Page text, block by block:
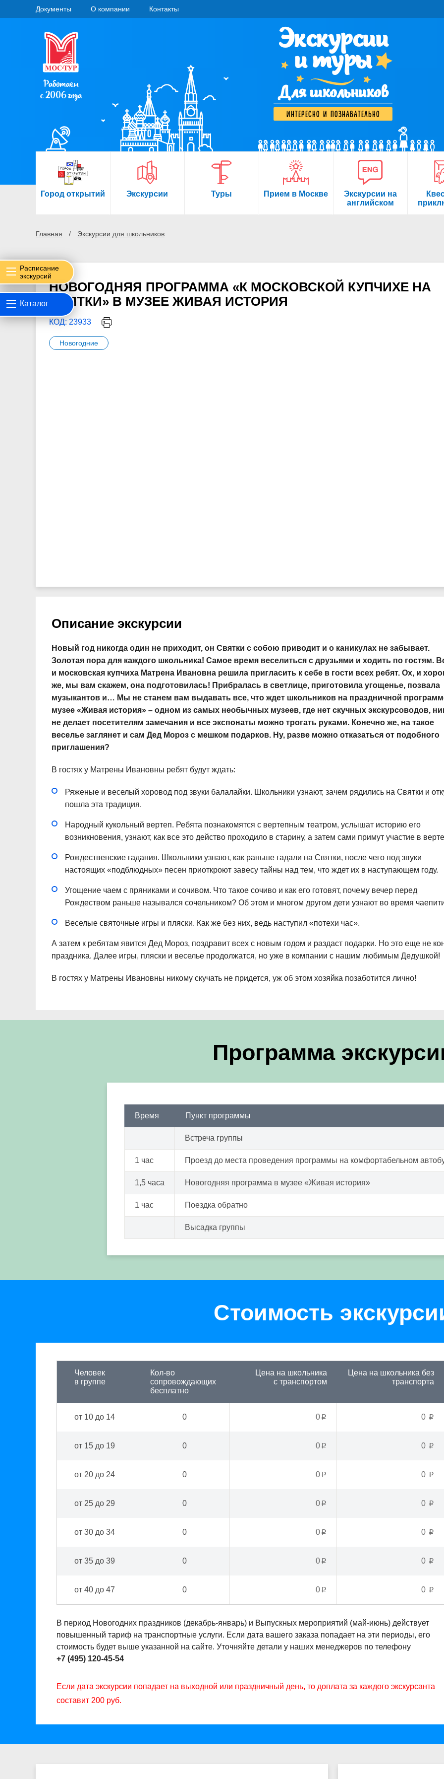
Документы О компании Контакты
Работаем
с 2006 года
Экскурсии
и туры
Для школьников
интересно и познавательно
Город открытий Экскурсии Туры Прием в Москве
Экскурсии на
английском
Главная Экскурсии для школьников
Расписание
экскурсий
Каталог
НОВОГОДНЯЯ ПРОГРАММА «К МОСКОВСКОЙ КУПЧИХЕ НА
СВЯТКИ» В МУЗЕЕ ЖИВАЯ ИСТОРИЯ
КОД: 23933
Новогодние
Описание экскурсии
Новый год никогда один не приходит, он Святки с собою приводит и о каникулах не забывает.
Золотая пора для каждого школьника! Самое время веселиться с друзьями и ходить по гостям.
и московская купчиха Матрена Ивановна решила пригласить к себе в гости всех ребят. Ох, и
же, мы вам скажем, она подготовилась! Прибралась в светлице, приготовила угощенье, позвала
музыкантов и… Мы не станем вам выдавать все, что ждет школьников на праздничной
музее «Живая история» – одном из самых необычных музеев, где нет скучных экскурсоводов,
не делает посетителям замечания и все экспонаты можно трогать руками. Конечно же, на такое
веселье заглянет и сам Дед Мороз с мешком подарков. Ну, разве можно отказаться от подобного
приглашения?
В гостях у Матрены Ивановны ребят будут ждать:
Ряженые и веселый хоровод под звуки балалайки. Школьники узнают, зачем рядились на Святки и
пошла эта традиция.
Народный кукольный вертеп. Ребята познакомятся с вертепным театром, услышат историю его
возникновения, узнают, как все это действо проходило в старину, а затем сами примут участие в
Рождественские гадания. Школьники узнают, как раньше гадали на Святки, после чего под звуки
настоящих «подблюдных» песен приоткроют завесу тайны над тем, что ждет их в наступающем году.
Угощение чаем с пряниками и сочивом. Что такое сочиво и как его готовят, почему вечер перед
Рождеством раньше назывался сочельником? Об этом и многом другом дети узнают во время
Веселые святочные игры и пляски. Как же без них, ведь наступил «потехи час».
А затем к ребятам явится Дед Мороз, поздравит всех с новым годом и раздаст подарки. Но это еще не
праздника. Далее игры, пляски и веселье продолжатся, но уже в компании с нашим любимым Дедушкой!
В гостях у Матрены Ивановны никому скучать не придется, уж об этом хозяйка позаботится лично!
Программа
Время Пункт программы
Встреча группы
1 час Проезд до места проведения программы на комфортабельном
1,5 часа Новогодняя программа в музее «Живая история»
1 час Поездка обратно
Высадка группы
Стоимость
Цена на школьника
с транспортом
Цена на школьника без
транспорта
Человек
в группе
Кол-во
сопровождающих
бесплатно
0p 0 p
от 10 до 14 0
0p 0 p
от 15 до 19 0
0p 0 p
от 20 до 24 0
0p 0 p
от 25 до 29 0
0p 0 p
от 30 до 34 0
0p 0 p
от 35 до 39 0
0p 0 p
от 40 до 47 0
В период Новогодних праздников (декабрь-январь) и Выпускных мероприятий (май-июнь) действует
повышенный тариф на транспортные услуги. Если дата вашего заказа попадает на эти периоды, его
стоимость будет выше указанной на сайте. Уточняйте детали у наших менеджеров по телефону
+7 (495) 120-45-54
Если дата экскурсии попадает на выходной или праздничный день, то доплата за каждого экскурсанта
составит 200 руб.